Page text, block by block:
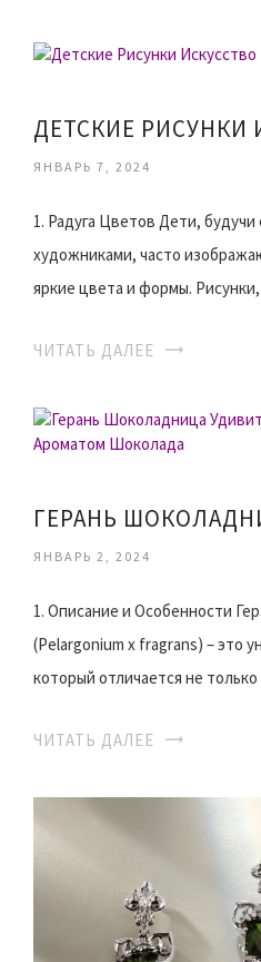
ЯНВАРЬ 7, 2024
1. Радуга Цветов Дети,
художниками, часто
яркие цвета и формы.
ЧИТАТЬ ДАЛЕЕ
ЯНВАРЬ 2, 2024
1. Описание и Особенности
(Pelargonium x fragrans) – это
который отличается не
ЧИТАТЬ ДАЛЕЕ